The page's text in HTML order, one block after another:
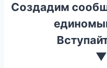
Создадим